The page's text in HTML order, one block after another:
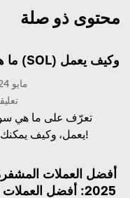
محتوى ذو صلة
ما هي سولانا (SOL) وكيف يعمل
17 مايو 2024
تعرّف على ما هي
يعمل، وكيف يمكنك استخدامها!
أفضل العملات
2025: أفضل العملات لهذا العام